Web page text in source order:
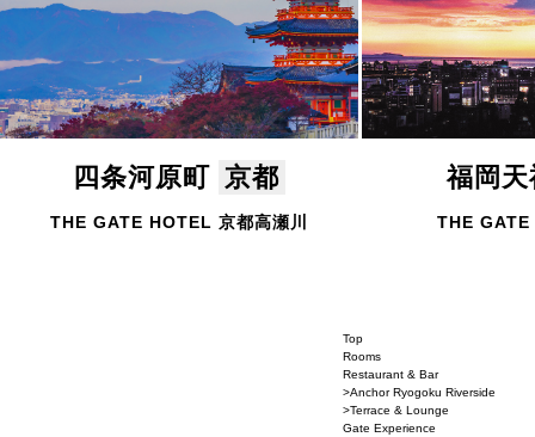
四条河原町 京都
THE GATE HOTEL 京都高瀬川
福岡
THE
Top
Rooms
Restaurant & Bar
>Anchor Ryogoku Riverside
>Terrace & Lounge
Gate Experience